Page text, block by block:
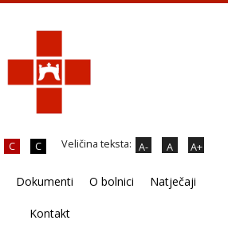
C C A- A A+
Veličina teksta:
Dokumenti O bolnici Natječaji
Kontakt